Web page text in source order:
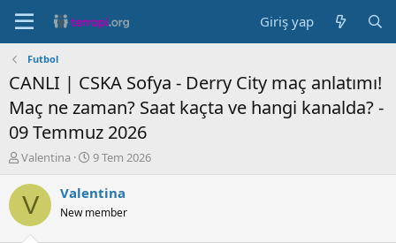
Giriş yap
Futbol
CANLI | CSKA Sofya - Derry City maç anlatımı!
Maç ne zaman? Saat kaçta ve hangi kanalda? -
09 Temmuz 2026
K
n
b
u
Valentina
B
ş
a
9 Tem 2026
V Valentina
New member